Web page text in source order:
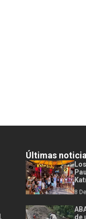
Últimas
8
de